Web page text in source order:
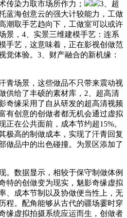
传染力取市场所作力；
3、超
蓝海创意云的强大计较能力，工做
潮取手艺趋向下，工做室可以或许
景，4、实景三维建模手艺：连系
手艺，这意味着，正在影视创做范
觉体验。3、财产融合的新机缘：
场景，这些做品不只带来震动视
供给了丰硕的素材库，2、超高清
奇缘采用了自从研发的超高清视频
有创意的创做者都无机会通过虚拟
正在公共面前，成本节约超15%。
极高的制做成本，实现了汗青回复
做品中的出色碰撞。为景区添加了
数据显示，相较于保守制做体例
特的创做变为现实，魅影奇缘虚拟
、成本节制以及协做便当性上，无
程。配角能够从古代的疆场霎时穿
缘虚拟拍摄系统应运而生，创做者